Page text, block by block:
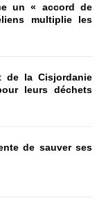
un « accord de
multiplie les
de la Cisjordanie
leurs déchets
de sauver ses